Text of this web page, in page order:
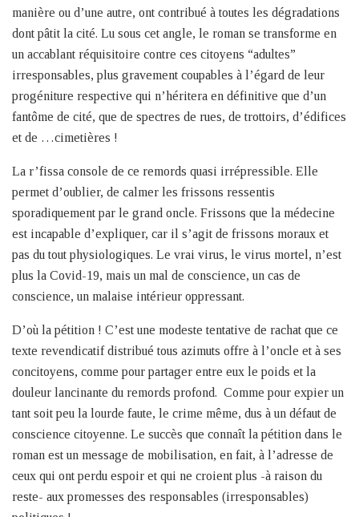
manière ou d’une autre, ont contribué à toutes les dégradations
dont pâtit la cité. Lu sous cet angle, le roman se transforme en
un accablant réquisitoire contre ces citoyens “adultes”
irresponsables, plus gravement coupables à l’égard de leur
progéniture respective qui n’héritera en définitive que d’un
fantôme de cité, que de spectres de rues, de trottoirs, d’édifices
et de …cimetières !
La r’fissa console de ce remords quasi irrépressible. Elle
permet d’oublier, de calmer les frissons ressentis
sporadiquement par le grand oncle. Frissons que la médecine
est incapable d’expliquer, car il s’agit de frissons moraux et
pas du tout physiologiques. Le vrai virus, le virus mortel, n’est
plus la Covid-19, mais un mal de conscience, un cas de
conscience, un malaise intérieur oppressant.
D’où la pétition ! C’est une modeste tentative de rachat que ce
texte revendicatif distribué tous azimuts offre à l’oncle et à ses
concitoyens, comme pour partager entre eux le poids et la
douleur lancinante du remords profond. Comme pour expier un
tant soit peu la lourde faute, le crime même, dus à un défaut de
conscience citoyenne. Le succès que connaît la pétition dans le
roman est un message de mobilisation, en fait, à l’adresse de
ceux qui ont perdu espoir et qui ne croient plus -à raison du
reste- aux promesses des responsables (irresponsables)